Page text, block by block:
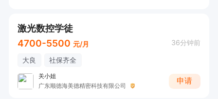
激光数控学徒
4700-5500 元/月 36分钟前
大良 社保齐全
关小姐
广东顺德海美德精密科技有限公司
申请